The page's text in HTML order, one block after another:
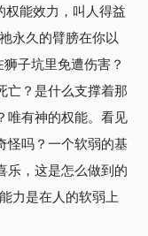
权能效力，叫人得益
永久的臂膀在你以
子坑里免遭伤害？
亡？是什么支撑着那
唯有神的权能。看见
怪吗？一个软弱的基
乐，这是怎么做到的
力是在人的软弱上